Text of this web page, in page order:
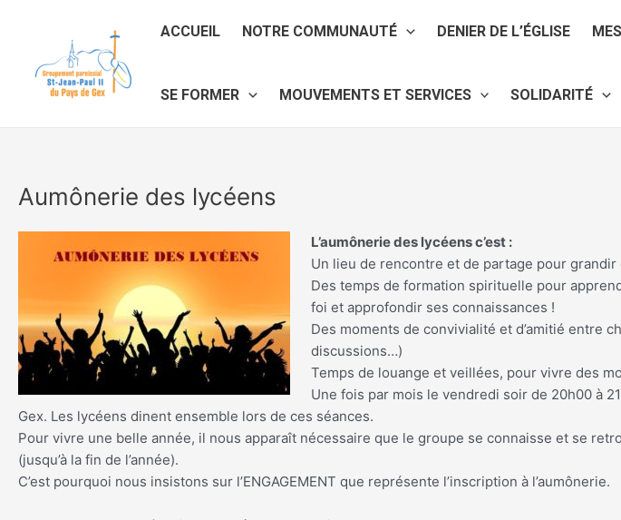
ACCUEIL NOTRE COMMUNAUTÉ DENIER DE L’ÉGLISE
SE FORMER MOUVEMENTS ET SERVICES SOLIDARITÉ
Aumônerie des lycéens
L’aumônerie des lycéens c’est :
Un lieu de rencontre et de partage pour grandir
Des temps de formation spirituelle pour
foi et approfondir ses connaissances !
Des moments de convivialité et d’amitié entre
discussions…)
Temps de louange et veillées, pour vivre des
Une fois par mois le vendredi soir de 20h00 à
Gex. Les lycéens dinent ensemble lors de ces séances.
Pour vivre une belle année, il nous apparaît nécessaire que le groupe se connaisse et se
(jusqu’à la fin de l’année).
C’est pourquoi nous insistons sur l’ENGAGEMENT que représente l’inscription à l’aumônerie.